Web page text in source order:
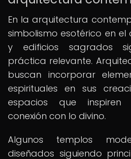
En la arquitectura
simbolismo esotérico en
y edificios sagrados
práctica relevante.
buscan incorporar
espirituales en sus
espacios que inspiren
conexión con lo divino.
Algunos templos
diseñados siguiendo